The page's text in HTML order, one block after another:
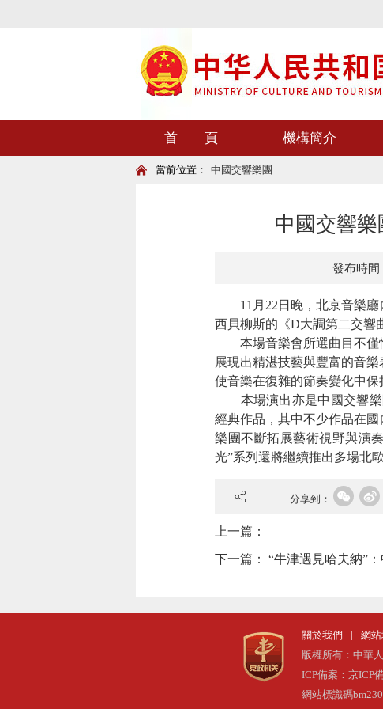
首 頁 機構簡介
當前位置： 中國交響樂團
中國交響
發布時間
11月22日晚，北京音樂廳
西貝柳斯的《D大調第二交響
本場音樂會所選曲目不僅
展現出精湛技藝與豐富的音
使音樂在復雜的節奏變化中保
本場演出亦是中國交響樂
經典作品，其中不少作品在
樂團不斷拓展藝術視野與演
光”系列還將繼續推出多場北
分享到：
上一篇：
下一篇： “牛津遇見哈夫納”